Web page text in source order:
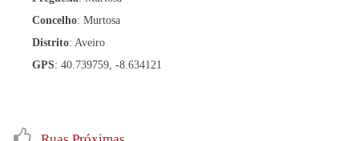
Concelho: Murtosa
Distrito: Aveiro
GPS: 40.739759, -8.634121